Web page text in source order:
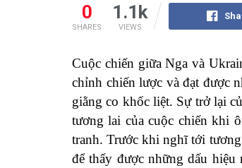
0
SHARES
1.1k
VIEWS
Cuộc chiến giữa Nga và
chỉnh chiến lược và đạt được
giằng co khốc liệt. Sự trở lại
tương lai của cuộc chiến khi
tranh. Trước khi nghĩ tới
để thấy được những dấu hiệu